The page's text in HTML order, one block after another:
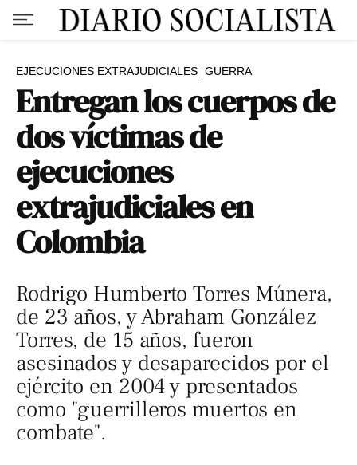
EJECUCIONES EXTRAJUDICIALES GUERRA
Entregan los cuerpos de
dos víctimas de
ejecuciones
extrajudiciales en
Colombia
Rodrigo Humberto Torres Múnera,
de 23 años, y Abraham González
Torres, de 15 años, fueron
asesinados y desaparecidos por el
ejército en 2004 y presentados
como "guerrilleros muertos en
combate".